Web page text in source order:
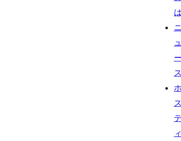
は
ニ
ュ
ー
ス
ホ
ス
テ
ィ